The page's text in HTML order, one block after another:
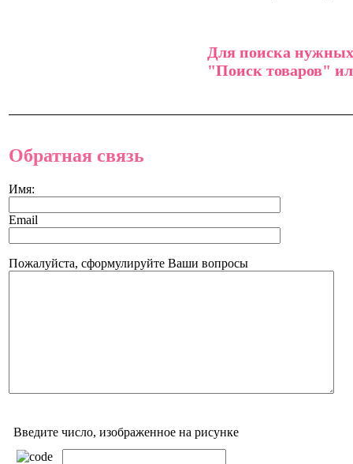
Для поиска нужных
"Поиск товаров"
Обратная связь
Имя:
Email
Пожалуйста, сформулируйте Ваши вопросы
Введите число, изображенное на рисунке